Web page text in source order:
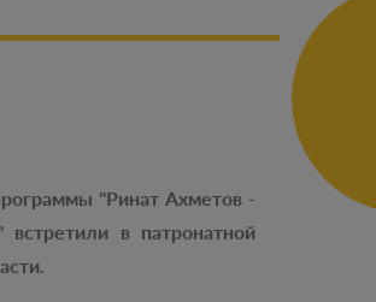
"Ринат Ахметов -
в патронатной